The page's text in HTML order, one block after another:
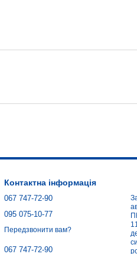
Контактна інформація
067 747-72-90
095 075-10-77
Передзвонити вам?
067 747-72-90